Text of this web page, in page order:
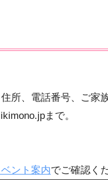
所、電話番号、ご家
まで。
ント案内でご確認く